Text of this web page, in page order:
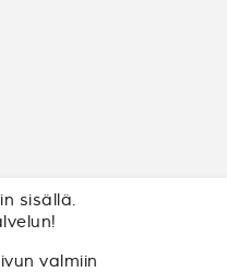
sisällä.
valmiin